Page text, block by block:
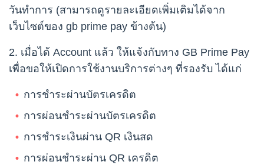
วันทำการ (สามารถดูรายละเอียดเพิ่มเติมได้จาก
เว็บไซต์ของ gb prime pay ข้างต้น)
2. เมื่อได้ Account แล้ว ให้แจ้งกับทาง GB Prime Pay
เพื่อขอให้เปิดการใช้งานบริการต่างๆ ที่รองรับ ได้แก่
การชำระผ่านบัตรเครดิต
การผ่อนชำระผ่านบัตรเครดิต
การชำระเงินผ่าน QR เงินสด
การผ่อนชำระผ่าน QR เครดิต